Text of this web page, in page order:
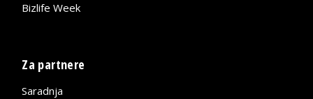
Bizlife Week
Za partnere
Saradnja